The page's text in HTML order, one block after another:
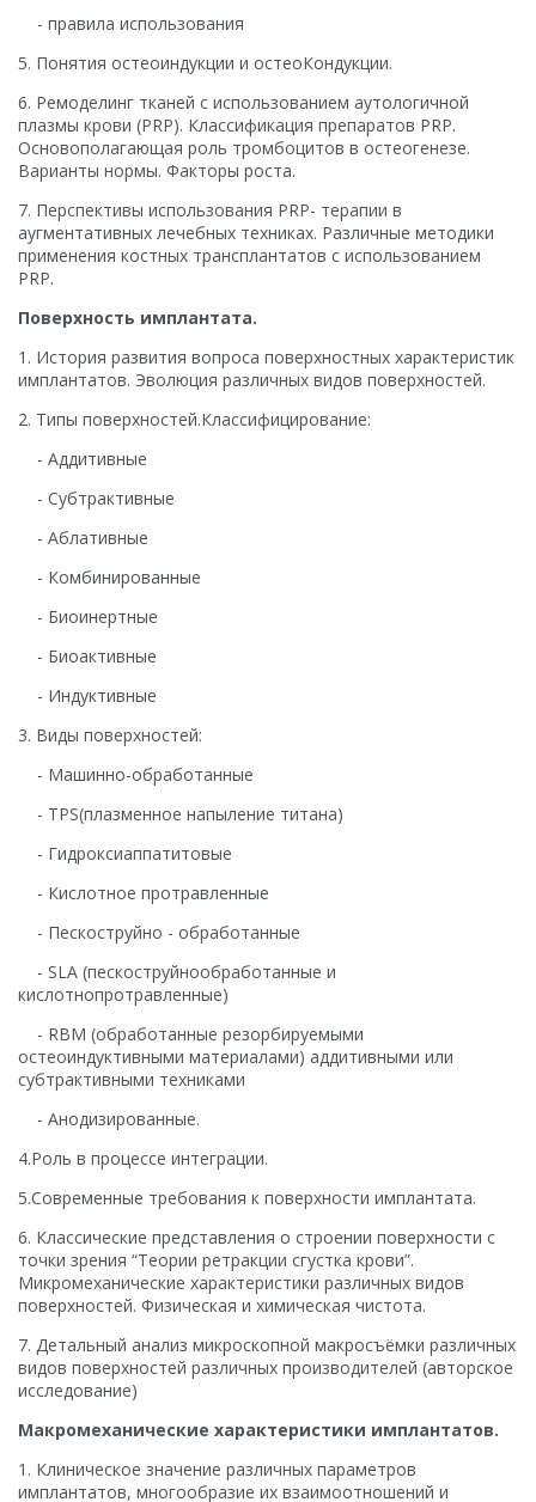
- правила использования
5. Понятия остеоиндукции и остеоКондукции.
6. Ремоделинг тканей с использованием аутологичной
плазмы крови (PRP). Классификация препаратов PRP.
Основополагающая роль тромбоцитов в остеогенезе.
Варианты нормы. Факторы роста.
7. Перспективы использования PRP- терапии в
аугментативных лечебных техниках. Различные методики
применения костных трансплантатов с использованием
PRP.
Поверхность имплантата.
1. История развития вопроса поверхностных характеристик
имплантатов. Эволюция различных видов поверхностей.
2. Типы поверхностей.Классифицирование:
- Аддитивные
- Субтрактивные
- Аблативные
- Комбинированные
- Биоинертные
- Биоактивные
- Индуктивные
3. Виды поверхностей:
- Машинно-обработанные
- TPS(плазменное напыление титана)
- Гидроксиаппатитовые
- Кислотное протравленные
- Пескоструйно - обработанные
- SLA (пескоструйнообработанные и
кислотнопротравленные)
- RBM (обработанные резорбируемыми
остеоиндуктивными материалами) аддитивными или
субтрактивными техниками
- Анодизированные.
4.Роль в процессе интеграции.
5.Современные требования к поверхности имплантата.
6. Классические представления о строении поверхности с
точки зрения “Теории ретракции сгустка крови”.
Микромеханические характеристики различных видов
поверхностей. Физическая и химическая чистота.
7. Детальный анализ микроскопной макросъёмки различных
видов поверхностей различных производителей (авторское
исследование)
Макромеханические характеристики имплантатов.
1. Клиническое значение различных параметров
имплантатов, многообразие их взаимоотношений и